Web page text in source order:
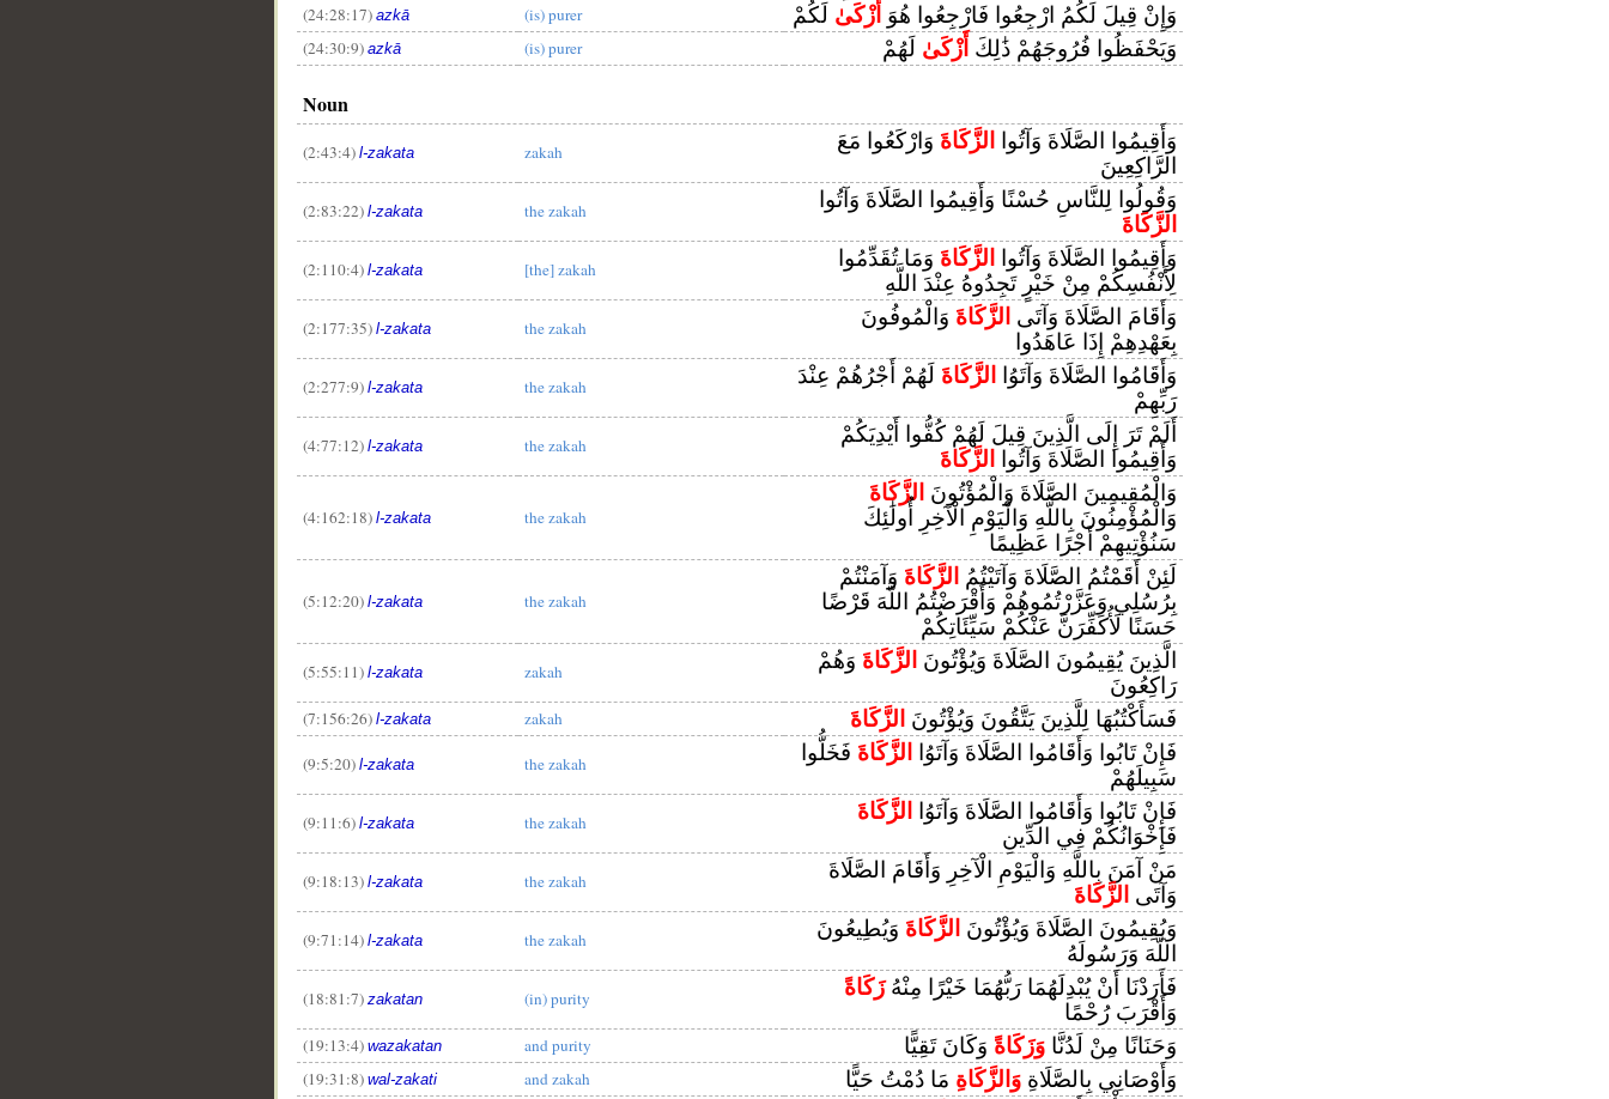
(24:28:17) azkā (is) purer وَإِنْ قِيلَ لَكُمُ ارْجِعُوا فَارْجِعُوا هُوَ أَزْكَىٰ لَكُمْ
(24:30:9) azkā (is) purer وَيَحْفَظُوا فُرُوجَهُمْ ذَٰلِكَ أَزْكَىٰ لَهُمْ
Noun
(2:43:4) l-zakata zakah وَأَقِيمُوا الصَّلَاةَ وَآتُوا الزَّكَاةَ وَارْكَعُوا مَعَ
الرَّاكِعِينَ
(2:83:22) l-zakata the zakah
وَقُولُوا لِلنَّاسِ حُسْنًا وَأَقِيمُوا الصَّلَاةَ وَآتُوا
الزَّكَاةَ
(2:110:4) l-zakata [the] zakah وَأَقِيمُوا الصَّلَاةَ وَآتُوا الزَّكَاةَ وَمَا تُقَدِّمُوا
لِأَنْفُسِكُمْ مِنْ خَيْرٍ تَجِدُوهُ عِنْدَ اللَّهِ
(2:177:35) l-zakata the zakah وَأَقَامَ الصَّلَاةَ وَآتَى الزَّكَاةَ وَالْمُوفُونَ
بِعَهْدِهِمْ إِذَا عَاهَدُوا
(2:277:9) l-zakata the zakah وَأَقَامُوا الصَّلَاةَ وَآتَوُا الزَّكَاةَ لَهُمْ أَجْرُهُمْ عِنْدَ
رَبِّهِمْ
(4:77:12) l-zakata the zakah
أَلَمْ تَرَ إِلَى الَّذِينَ قِيلَ لَهُمْ كُفُّوا أَيْدِيَكُمْ
وَأَقِيمُوا الصَّلَاةَ وَآتُوا
الزَّكَاةَ
(4:162:18) l-zakata the zakah
وَالْمُقِيمِينَ الصَّلَاةَ وَالْمُؤْتُونَ الزَّكَاةَ
وَالْمُؤْمِنُونَ بِاللَّهِ وَالْيَوْمِ الْآخِرِ أُولَٰئِكَ
سَنُؤْتِيهِمْ أَجْرًا عَظِيمًا
(5:12:20) l-zakata the zakah
لَئِنْ أَقَمْتُمُ الصَّلَاةَ وَآتَيْتُمُ الزَّكَاةَ وَآمَنْتُمْ
بِرُسُلِي وَعَزَّرْتُمُوهُمْ وَأَقْرَضْتُمُ اللَّهَ قَرْضًا
حَسَنًا لَأُكَفِّرَنَّ عَنْكُمْ سَيِّئَاتِكُمْ
(5:55:11) l-zakata zakah الَّذِينَ يُقِيمُونَ الصَّلَاةَ وَيُؤْتُونَ الزَّكَاةَ وَهُمْ
رَاكِعُونَ
(7:156:26) l-zakata zakah فَسَأَكْتُبُهَا لِلَّذِينَ يَتَّقُونَ وَيُؤْتُونَ الزَّكَاةَ
(9:5:20) l-zakata the zakah فَإِنْ تَابُوا وَأَقَامُوا الصَّلَاةَ وَآتَوُا الزَّكَاةَ فَخَلُّوا
سَبِيلَهُمْ
(9:11:6) l-zakata the zakah فَإِنْ تَابُوا وَأَقَامُوا الصَّلَاةَ وَآتَوُا
الزَّكَاةَ
فَإِخْوَانُكُمْ فِي الدِّينِ
(9:18:13) l-zakata the zakah
مَنْ آمَنَ بِاللَّهِ وَالْيَوْمِ الْآخِرِ وَأَقَامَ الصَّلَاةَ
وَآتَى الزَّكَاةَ
(9:71:14) l-zakata the zakah وَيُقِيمُونَ الصَّلَاةَ وَيُؤْتُونَ الزَّكَاةَ وَيُطِيعُونَ
اللَّهَ وَرَسُولَهُ
(18:81:7) zakatan (in) purity فَأَرَدْنَا أَنْ يُبْدِلَهُمَا رَبُّهُمَا خَيْرًا مِنْهُزَكَاةً
وَأَقْرَبَ رُحْمًا
(19:13:4) wazakatan and purity وَحَنَانًا مِنْ لَدُنَّا وَزَكَاةً وَكَانَ تَقِيًّا
(19:31:8) wal-zakati and zakah وَأَوْصَانِي بِالصَّلَاةِ وَالزَّكَاةِ مَا دُمْتُ حَيًّا